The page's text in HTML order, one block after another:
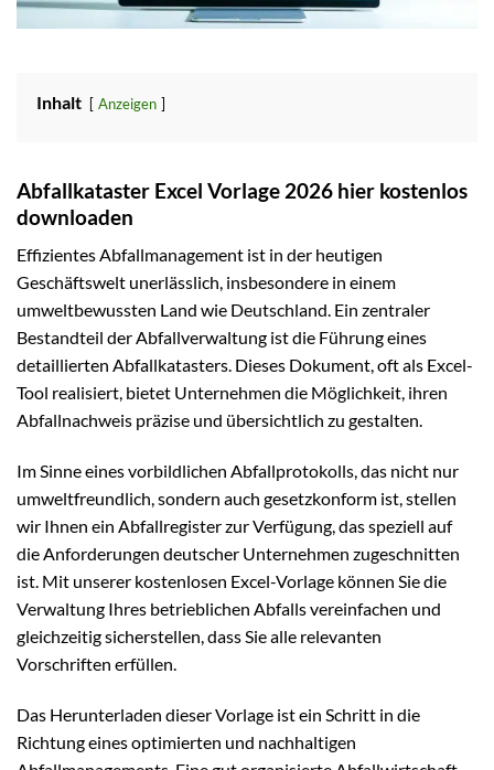
Inhalt Anzeigen
Abfallkataster Excel Vorlage 2026 hier kostenlos
downloaden
Effizientes Abfallmanagement ist in der heutigen
Geschäftswelt unerlässlich, insbesondere in einem
umweltbewussten Land wie Deutschland. Ein zentraler
Bestandteil der Abfallverwaltung ist die Führung eines
detaillierten Abfallkatasters. Dieses Dokument, oft als Excel-
Tool realisiert, bietet Unternehmen die Möglichkeit, ihren
Abfallnachweis präzise und übersichtlich zu gestalten.
Im Sinne eines vorbildlichen Abfallprotokolls, das nicht nur
umweltfreundlich, sondern auch gesetzkonform ist, stellen
wir Ihnen ein Abfallregister zur Verfügung, das speziell auf
die Anforderungen deutscher Unternehmen zugeschnitten
ist. Mit unserer kostenlosen Excel-Vorlage können Sie die
Verwaltung Ihres betrieblichen Abfalls vereinfachen und
gleichzeitig sicherstellen, dass Sie alle relevanten
Vorschriften erfüllen.
Das Herunterladen dieser Vorlage ist ein Schritt in die
Richtung eines optimierten und nachhaltigen